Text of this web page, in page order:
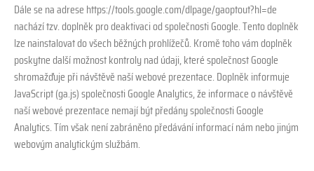
Dále se na adrese https://tools.google.com/dlpage/gaoptout?hl=de
nachází tzv. doplněk pro deaktivaci od společnosti Google. Tento doplněk
lze nainstalovat do všech běžných prohlížečů. Kromě toho vám doplněk
poskytne další možnost kontroly nad údaji, které společnost Google
shromažďuje při návštěvě naší webové prezentace. Doplněk informuje
JavaScript (ga.js) společnosti Google Analytics, že informace o návštěvě
naší webové prezentace nemají být předány společnosti Google
Analytics. Tím však není zabráněno předávání informací nám nebo jiným
webovým analytickým službám.